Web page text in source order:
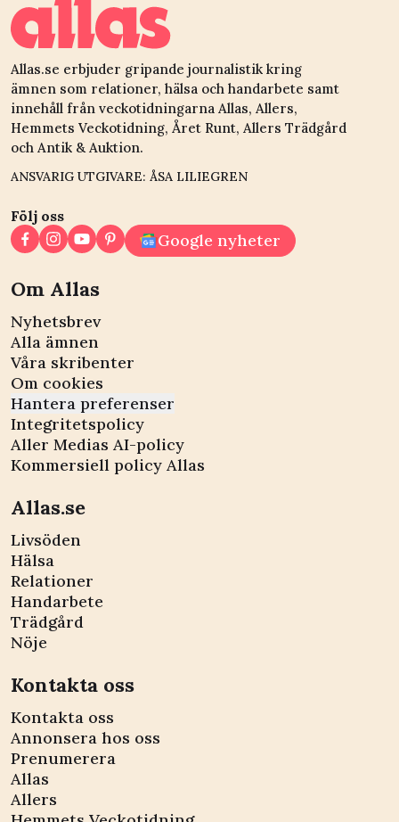
Allas.se erbjuder gripande journalistik kring
ämnen som relationer, hälsa och handarbete samt
innehåll från veckotidningarna Allas, Allers,
Hemmets Veckotidning, Året Runt, Allers Trädgård
och Antik & Auktion.
ANSVARIG UTGIVARE: ÅSA LILIEGREN
Följ oss
Google nyheter
Om Allas
Nyhetsbrev
Alla ämnen
Våra skribenter
Om cookies
Hantera preferenser
Integritetspolicy
Aller Medias AI-policy
Kommersiell policy Allas
Allas.se
Livsöden
Hälsa
Relationer
Handarbete
Trädgård
Nöje
Kontakta oss
Kontakta oss
Annonsera hos oss
Prenumerera
Allas
Allers